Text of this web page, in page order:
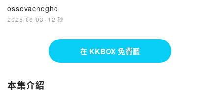
ossovachegho
2025-06-03 · 12 秒
在 KKBOX 免費聽
本集介紹